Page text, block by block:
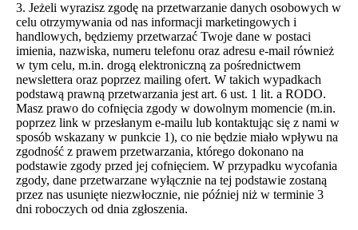
3. Jeżeli wyrazisz zgodę na przetwarzanie danych osobowych w
celu otrzymywania od nas informacji marketingowych i
handlowych, będziemy przetwarzać Twoje dane w postaci
imienia, nazwiska, numeru telefonu oraz adresu e-mail również
w tym celu, m.in. drogą elektroniczną za pośrednictwem
newslettera oraz poprzez mailing ofert. W takich wypadkach
podstawą prawną przetwarzania jest art. 6 ust. 1 lit. a RODO.
Masz prawo do cofnięcia zgody w dowolnym momencie (m.in.
poprzez link w przesłanym e-mailu lub kontaktując się z nami w
sposób wskazany w punkcie 1), co nie będzie miało wpływu na
zgodność z prawem przetwarzania, którego dokonano na
podstawie zgody przed jej cofnięciem. W przypadku wycofania
zgody, dane przetwarzane wyłącznie na tej podstawie zostaną
przez nas usunięte niezwłocznie, nie później niż w terminie 3
dni roboczych od dnia zgłoszenia.